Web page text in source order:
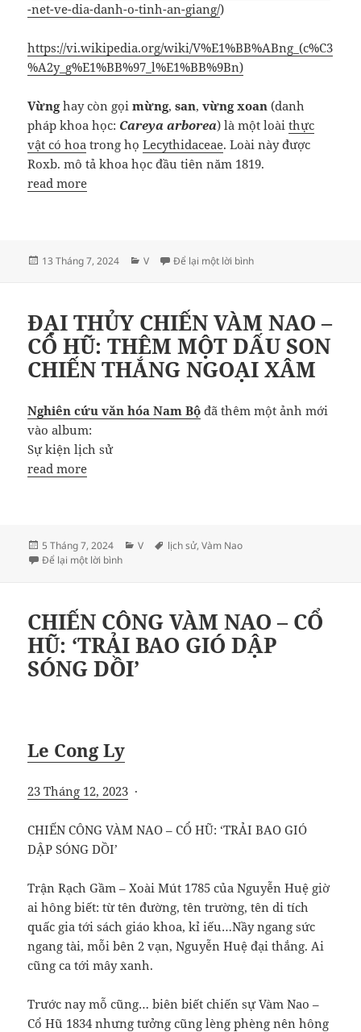
-net-ve-dia-danh-o-tinh-an-giang/)
https://vi.wikipedia.org/wiki/V%E1%BB%ABng_(c%C3
%A2y_g%E1%BB%97_l%E1%BB%9Bn)
Vừnghay còn gọimừng,san,vừng xoan (danh
pháp khoa học: Careya arborea) là một loàithực
vật có hoa trong họLecythidaceae. Loài này được
Roxb. mô tả khoa học đầu tiên năm 1819.
read more
Đăng
13 Tháng 7, 2024
Danh
V Để lại một lời bìnhở Cây vừng
ÐẠI THỦY CHIẾN VÀM NAO –
CỔ HŨ: THÊM MỘT DẤU SON
CHIẾN THẮNG NGOẠI XÂM
Nghiên cứu văn hóa Nam Bộ đã thêm một ảnh mới
vào album:
Sự kiện lịch sử
read more
Đăng
vào
5 Tháng 7, 2024
Danh
V Thẻ
lịch sử,Vàm Nao
Để lại một lời bìnhở ÐẠI THỦY CHIẾN VÀM NAO – CỔ HŨ: THÊM MỘT
CHIẾN CÔNG VÀM NAO – CỔ
HŨ: ‘TRẢI BAO GIÓ DẬP
SÓNG DỒI’
Le Cong Ly
23 Tháng 12, 2023 ·
CHIẾN CÔNG VÀM NAO – CỔ HŨ: ‘TRẢI BAO GIÓ
DẬP SÓNG DỒI’
Trận Rạch Gầm – Xoài Mút 1785 của Nguyễn Huệ giờ
ai hông biết: từ tên đường, tên trường, tên di tích
quấc gia tới sách giáo khoa, kỉ iếu…Nầy ngang sức
ngang tài, mỗi bên 2 vạn, Nguyễn Huệ đại thắng. Ai
cũng ca tới mây xanh.
Trước nay mỗ cũng… biên biết chiến sự Vàm Nao –
Cổ Hũ 1834 nhưng tưởng cũng lèng phèng nên hông